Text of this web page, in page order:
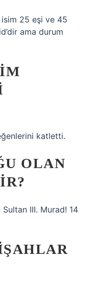
25 eşi ve 45
ama durum
katletti.
OLAN
III. Murad! 14